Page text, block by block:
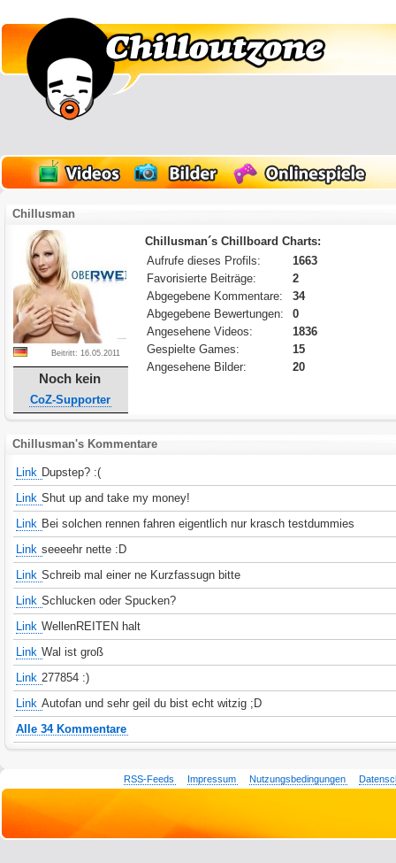
Chillusman
Beitritt: 16.05.2011
Noch kein
CoZ-Supporter
Chillusman´s Chillboard Charts:
Aufrufe dieses Profils:
1663
Favorisierte Beiträge:
2
Abgegebene Kommentare:
34
Abgegebene Bewertungen:
0
Angesehene Videos:
1836
Gespielte Games:
15
Angesehene Bilder:
20
Chillusman's Kommentare
Link Dupstep? :(
Link Shut up and take my money!
Link Bei solchen rennen fahren eigentlich nur krasch testdummies
Link seeeehr nette :D
Link Schreib mal einer ne Kurzfassugn bitte
Link Schlucken oder Spucken?
Link WellenREITEN halt
Link Wal ist groß
Link 277854 :)
Link Autofan und sehr geil du bist echt witzig ;D
Alle 34 Kommentare
RSS-Feeds Impressum Nutzungsbedingungen